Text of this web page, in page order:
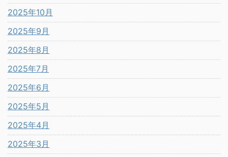
2025年10月
2025年9月
2025年8月
2025年7月
2025年6月
2025年5月
2025年4月
2025年3月